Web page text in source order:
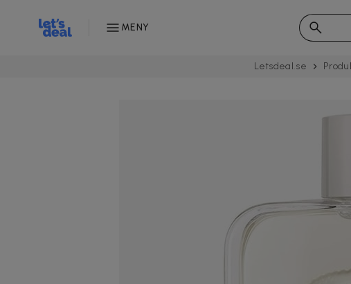
MENY
Letsdeal.se